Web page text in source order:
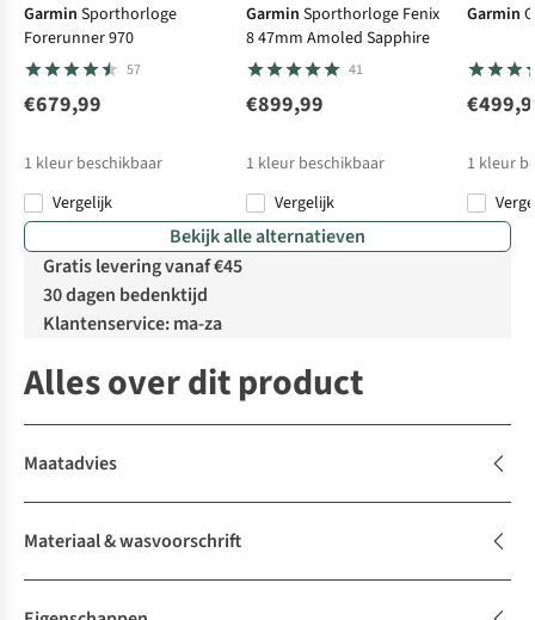
Garmin Sporthorloge
Forerunner 970
57
€679,99
1 kleur beschikbaar
Vergelijk
Garmin Sporthorloge Fenix
8 47mm Amoled Sapphire
41
€899,99
1 kleur beschikbaar
Vergelijk
Garmin
1 kleur
Bekijk alle alternatieven
Gratis levering vanaf €45
30 dagen bedenktijd
Klantenservice: ma-za
Alles over dit product
Maatadvies
Materiaal & wasvoorschrift